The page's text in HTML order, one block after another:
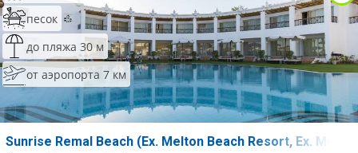
песок
до пляжа 30 м
от аэропорта 7 км
Sunrise Remal Beach (Ex. Melton Beach Resort, Ex. Melia
Сетевые отели Сейшел
Сетевые отели Маврикия